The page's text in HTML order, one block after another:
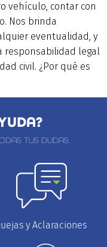
vehículo, contar con
Nos brinda
eventualidad, y
responsabilidad legal
civil. ¿Por qué es
TUS DUDAS.
y Aclaraciones